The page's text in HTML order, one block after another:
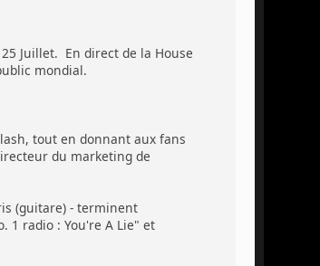
25 Juillet. En direct de la House
mondial.
tout en donnant aux fans
du marketing de
(guitare) - terminent
1 radio : You're A Lie" et